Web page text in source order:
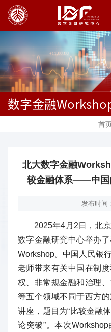
数字金融
首
北大数字金融
较金融体系——中国
发布时间
2025年4月2日，北
数字金融研究中心举办
Workshop。中国人民银
老师带来有关中国在制
权、非常规金融和治理
等五个领域不同于西方
讲座，题目为“比较金融
论突破”。本次